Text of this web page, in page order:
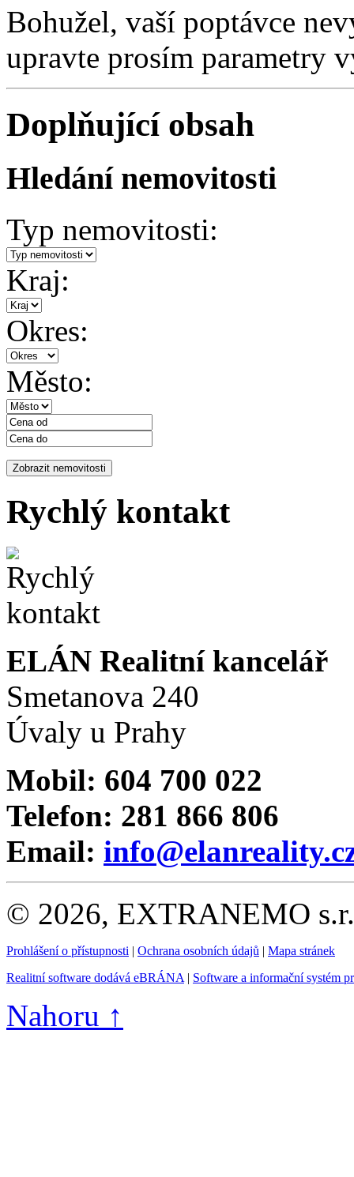
Bohužel, vaší poptávce
upravte prosím parametry
Doplňující obsah
Hledání nemovitosti
Typ nemovitosti:
Kraj:
Okres:
Město:
Rychlý kontakt
ELÁN Realitní kancelář
Smetanova 240
Úvaly u Prahy
Mobil: 604 700 022
Telefon: 281 866 806
Email:
© 2026, EXTRANEMO
Prohlášení o přístupnosti | Ochrana osobních údajů | Mapa stránek
Realitní software dodává eBRÁNA | Software a informační systém
Nahoru ↑